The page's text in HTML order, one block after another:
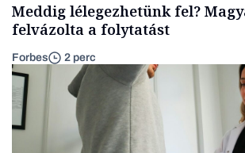
Meddig lélegezhetünk fel?
felvázolta a folytatást
Forbes 2 perc